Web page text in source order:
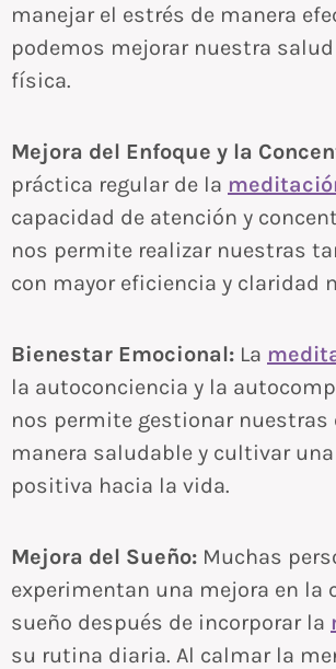
manejar el estrés de manera
podemos mejorar nuestra
física.
Mejora del Enfoque y la
práctica regular de la
capacidad de atención y
nos permite realizar nuestras
con mayor eficiencia y claridad
Bienestar Emocional: La
la autoconciencia y la
nos permite gestionar nuestras
manera saludable y cultivar
positiva hacia la vida.
Mejora del Sueño: Muchas
experimentan una mejora en la
sueño después de incorporar la
su rutina diaria. Al calmar la